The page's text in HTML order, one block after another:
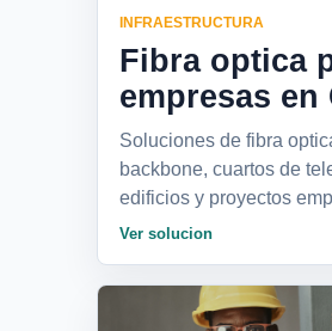
INFRAESTRUCTURA
Fibra optica
empresas en
Soluciones de fibra
backbone, cuartos de
edificios y proyectos
Ver solucion